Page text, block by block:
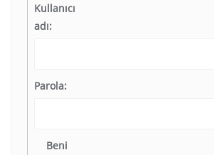
Kullanıcı
adı:
Parola:
Beni